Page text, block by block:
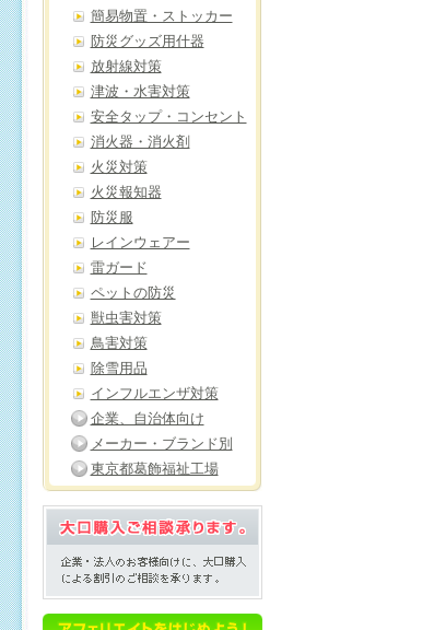
簡易物置・ストッカー
防災グッズ用什器
放射線対策
津波・水害対策
安全タップ・コンセント
消火器・消火剤
火災対策
火災報知器
防災服
レインウェアー
雷ガード
ペットの防災
獣虫害対策
鳥害対策
除雪用品
インフルエンザ対策
企業、自治体向け
メーカー・ブランド別
東京都葛飾福祉工場